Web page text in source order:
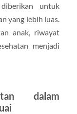
untuk
yang lebih luas.
anak, riwayat
menjadi
dalam